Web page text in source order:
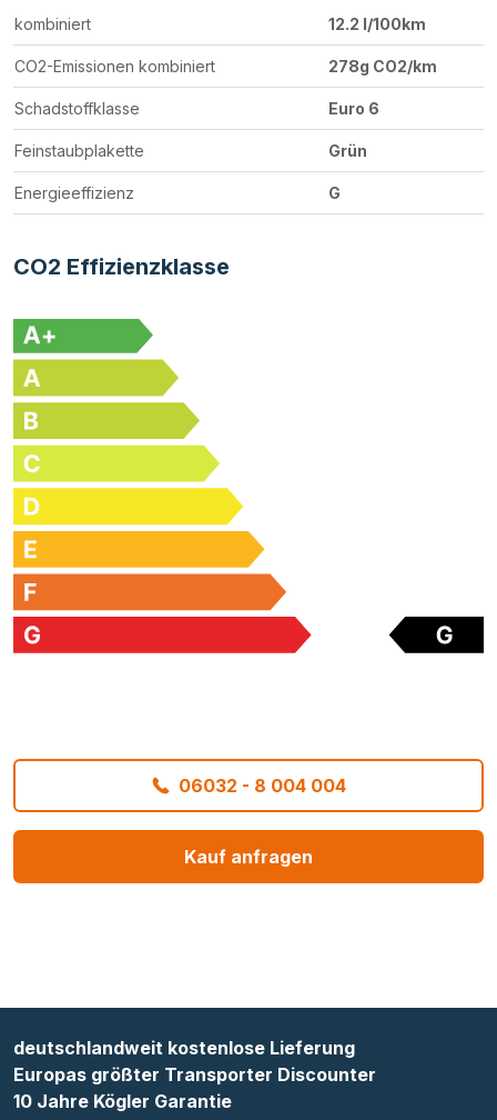
kombiniert 12.2 l/100km
CO2-Emissionen kombiniert 278g CO2/km
Schadstoffklasse Euro 6
Feinstaubplakette Grün
Energieeffizienz G
CO2 Effizienzklasse
06032 - 8 004 004
Kauf anfragen
deutschlandweit kostenlose Lieferung
Europas größter Transporter Discounter
10 Jahre Kögler Garantie